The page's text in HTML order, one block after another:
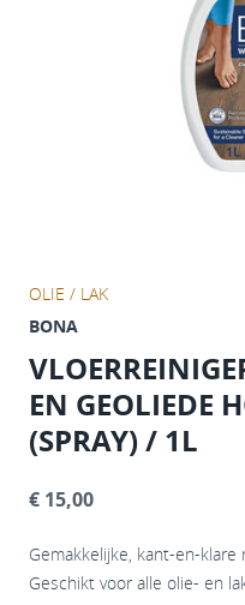
OLIE / LAK
BONA
EN GEOLIEDE
(SPRAY) / 1L
€ 15,00
Gemakkelijke, kant-en-
Geschikt voor alle olie- en